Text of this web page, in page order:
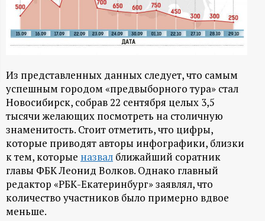
р
м
а
ц
и
о
н
н
Из представленных данных следует, что самым
успешным городом «предвыборного тура» стал
Новосибирск, собрав 22 сентября целых 3,5
тысячи желающих посмотреть на столичную
знаменитость. Стоит отметить, что цифры,
которые приводят авторы инфографики, близки
к тем, которые назвал ближайший соратник
главы ФБК Леонид Волков. Однако главный
редактор «РБК-Екатеринбург» заявлял, что
количество участников было примерно вдвое
меньше.